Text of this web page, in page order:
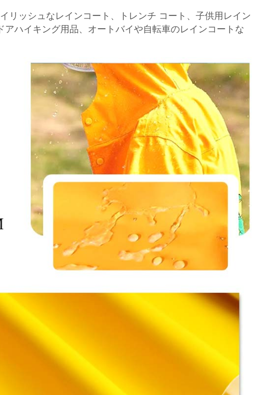
リッシュなレインコート、トレンチ コート、子供用レイン
ハイキング用品、オートバイや自転車のレインコートな